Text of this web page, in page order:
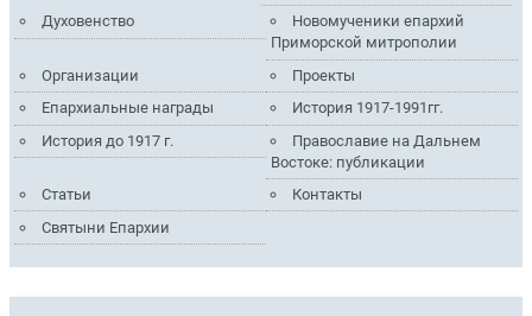
Духовенство
Новомученики епархий
Приморской митрополии
Организации
Проекты
Епархиальные награды
История 1917-1991гг.
История до 1917 г.
Православие на Дальнем
Востоке: публикации
Статьи
Контакты
Святыни Епархии